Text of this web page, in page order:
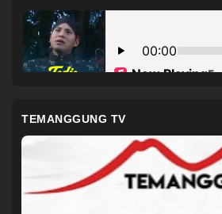
TEMANGGUNG TV